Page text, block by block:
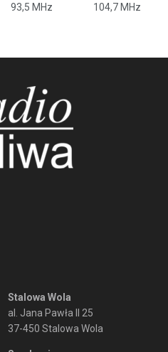
93,5 MHz 104,7 MHz
Stalowa Wola
al. Jana Pawła II 25
37-450 Stalowa Wola